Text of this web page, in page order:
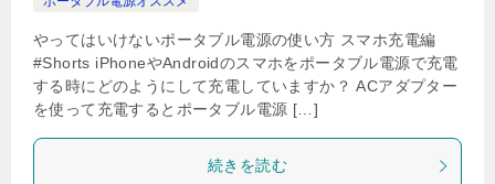
やってはいけないポータブル電源の使い方 スマホ充電編
#Shorts iPhoneやAndroidのスマホをポータブル電源で充電
する時にどのようにして充電していますか？ ACアダプター
を使って充電するとポータブル電源 […]
続きを読む